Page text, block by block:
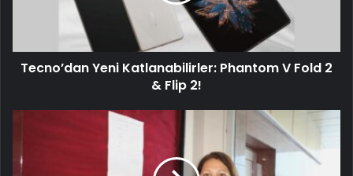
Tecno’dan Yeni Katlanabilirler: Phantom V Fold 2
& Flip 2!